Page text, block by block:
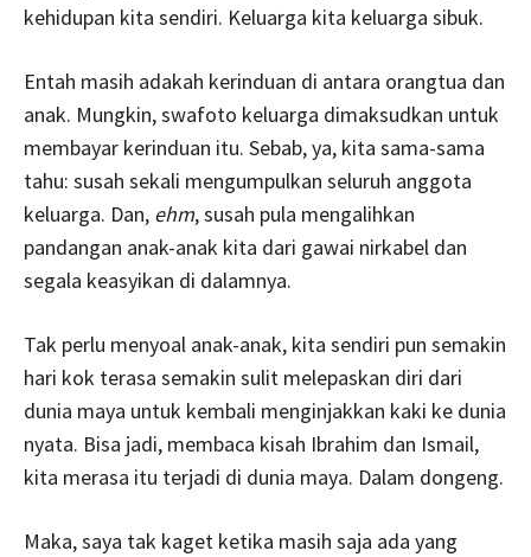
kehidupan kita sendiri. Keluarga kita keluarga sibuk.
Entah masih adakah kerinduan di antara orangtua dan
anak. Mungkin, swafoto keluarga dimaksudkan untuk
membayar kerinduan itu. Sebab, ya, kita sama-sama
tahu: susah sekali mengumpulkan seluruh anggota
keluarga. Dan, ehm, susah pula mengalihkan
pandangan anak-anak kita dari gawai nirkabel dan
segala keasyikan di dalamnya.
Tak perlu menyoal anak-anak, kita sendiri pun semakin
hari kok terasa semakin sulit melepaskan diri dari
dunia maya untuk kembali menginjakkan kaki ke dunia
nyata. Bisa jadi, membaca kisah Ibrahim dan Ismail,
kita merasa itu terjadi di dunia maya. Dalam dongeng.
Maka, saya tak kaget ketika masih saja ada yang